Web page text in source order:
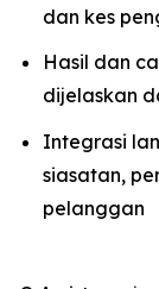
dan kes
Hasil dan
dijelaskan
Integrasi
siasatan,
pelanggan